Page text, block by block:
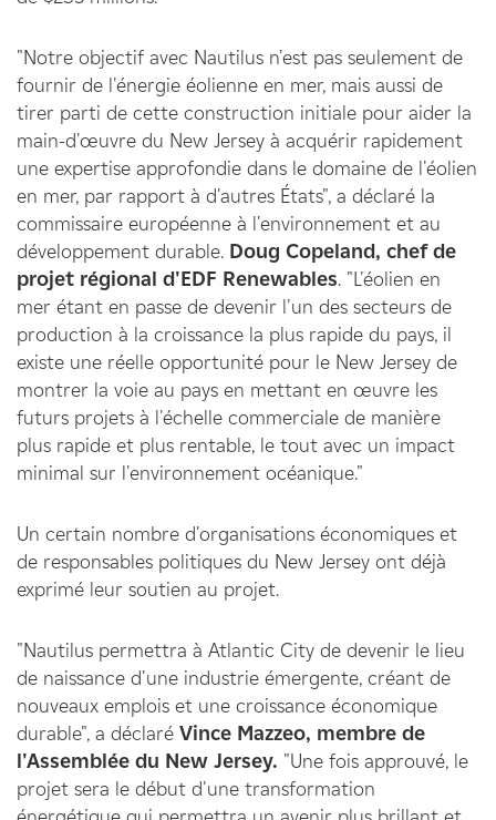
"Notre objectif avec Nautilus n'est pas seulement de
fournir de l'énergie éolienne en mer, mais aussi de
tirer parti de cette construction initiale pour aider la
main-d'œuvre du New Jersey à acquérir rapidement
une expertise approfondie dans le domaine de l'éolien
en mer, par rapport à d'autres États", a déclaré la
commissaire européenne à l'environnement et au
développement durable. Doug Copeland, chef de
projet régional d'EDF Renewables. "L'éolien en
mer étant en passe de devenir l'un des secteurs de
production à la croissance la plus rapide du pays, il
existe une réelle opportunité pour le New Jersey de
montrer la voie au pays en mettant en œuvre les
futurs projets à l'échelle commerciale de manière
plus rapide et plus rentable, le tout avec un impact
minimal sur l'environnement océanique."
Un certain nombre d'organisations économiques et
de responsables politiques du New Jersey ont déjà
exprimé leur soutien au projet.
"Nautilus permettra à Atlantic City de devenir le lieu
de naissance d'une industrie émergente, créant de
nouveaux emplois et une croissance économique
durable", a déclaré Vince Mazzeo, membre de
l'Assemblée du New Jersey. "Une fois approuvé, le
projet sera le début d'une transformation